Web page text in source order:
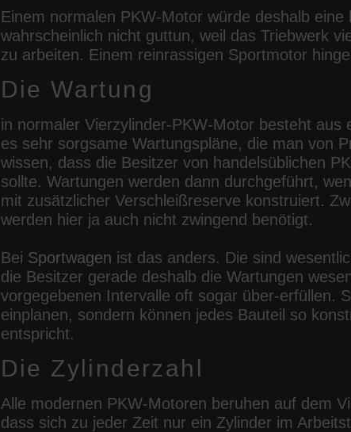
Einem normalen PKW-Motor würde deshalb
wahrscheinlich nicht guttun, weil das Triebwerk
zu arbeiten. Einem reinrassigen Sportmotor
Die Wartung
in normaler Vierzylinder-PKW-Motor besteht
es sehr sorgsame Wartungspläne, die man von
wissen, dass die Besitzer von handelsüblichen
sollte. Wartungen werden dann durchgeführt,
mit zusätzlicher Verschleißreserve konstruiert.
werden hier ja auch nicht zwingend benötigt.
Bei Sportwagen ist das anders. Die sind
die Besitzer gerade deshalb die Wartungen
vorgegebenen Intervalle oft sogar über-erfüllen.
einplanen, sondern können jedes Bauteil so
entspricht.
Die Zylinderzahl
Alle modernen PKW-Motoren beruhen auf dem
dass sich zu jeder Zeit nur ein Zylinder im